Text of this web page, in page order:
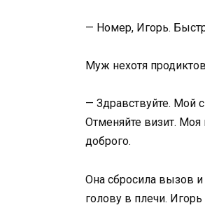
— Номер, Игорь.
Муж нехотя
— Здравствуйте. Мой
Отменяйте визит. Моя
доброго.
Она сбросила вызов и
голову в плечи.